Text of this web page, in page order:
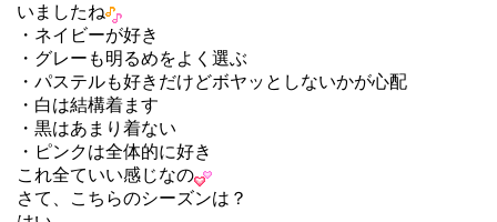
いましたね
・ネイビーが好き
・グレーも明るめをよく選ぶ
・パステルも好きだけどボヤッとしないかが心配
・白は結構着ます
・黒はあまり着ない
・ピンクは全体的に好き
これ全ていい感じなの
さて、こちらのシーズンは？